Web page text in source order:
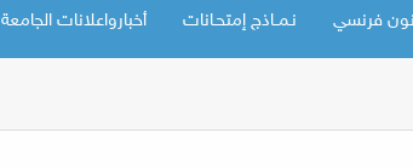
فرنسي نـمــاذج إمتحـانات أخبارواعلانات الجامعة